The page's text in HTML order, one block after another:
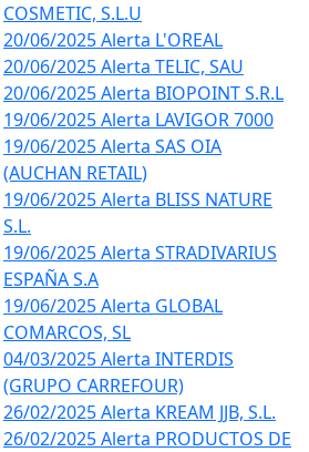
COSMETIC, S.L.U
20/06/2025 Alerta L'OREAL
20/06/2025 Alerta TELIC, SAU
20/06/2025 Alerta BIOPOINT S.R.L
19/06/2025 Alerta LAVIGOR 7000
19/06/2025 Alerta SAS OIA
(AUCHAN RETAIL)
19/06/2025 Alerta BLISS NATURE
S.L.
19/06/2025 Alerta STRADIVARIUS
ESPAÑA S.A
19/06/2025 Alerta GLOBAL
COMARCOS, SL
04/03/2025 Alerta INTERDIS
(GRUPO CARREFOUR)
26/02/2025 Alerta KREAM JJB, S.L.
26/02/2025 Alerta PRODUCTOS DE